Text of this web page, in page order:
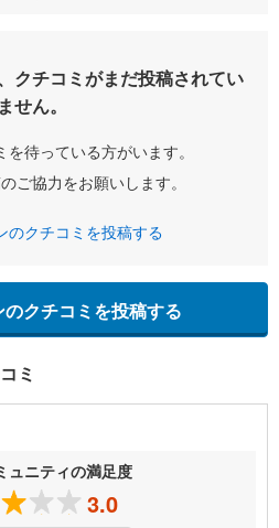
クチコミがまだ投稿されてい
ません。
待っている方がいます。
ご協力をお願いします。
のクチコミを投稿する
クチコミを投稿する
ミ
ュニティの満足度
3.0